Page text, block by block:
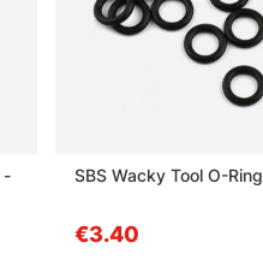
SBS Wacky Tool O-Ring
€3.40